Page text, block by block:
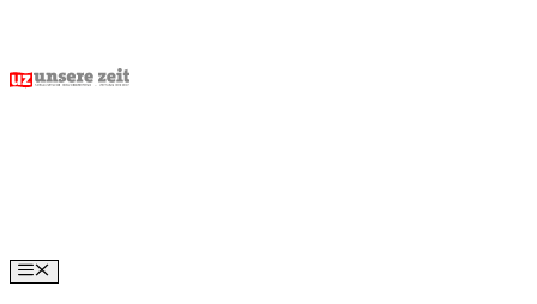
content
Menu